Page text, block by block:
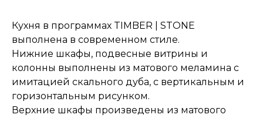
Кухня в программах TIMBER | STONE
выполнена в современном стиле.
Нижние шкафы, подвесные витрины и
колонны выполнены из матового меламина с
имитацией скального дуба, с вертикальным и
горизонтальным рисунком.
Верхние шкафы произведены из матового